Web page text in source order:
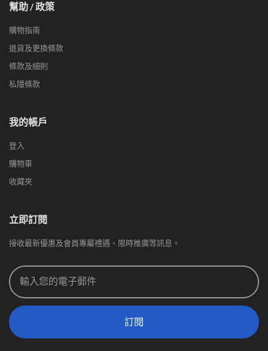
幫助 / 政策
購物指南
退貨及更換條款
條款及細則
私隱條款
我的帳戶
登入
購物車
收藏夾
立即訂閱
接收最新優惠及會員專屬禮遇、限時推廣等訊息。
訂閱